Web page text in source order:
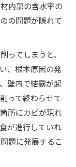
内部の含水率の
の問題が隠れて
ってしまうと、
、根本原因の発
壁内で結露が起
って終わらせて
所にカビが現れ
が進行していれ
題に発展するこ